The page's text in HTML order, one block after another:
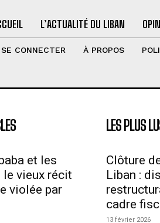
L’ACTUALITÉ DU LIBAN
SE CONNECTER À PROPOS
et les
le vieux récit
violée par
LES PLUS
Clôture
Liban :
cadre
13 février 2026